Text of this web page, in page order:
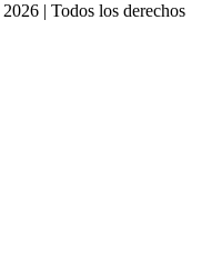
2026 |Todos los derechos